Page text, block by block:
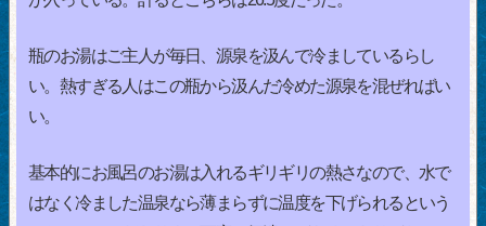
瓶のお湯はご主人が毎日、源泉を汲んで冷ましているらし
い。熱すぎる人はこの瓶から汲んだ冷めた源泉を混ぜればい
い。
基本的にお風呂のお湯は入れるギリギリの熱さなので、水で
はなく冷ました温泉なら薄まらずに温度を下げられるという